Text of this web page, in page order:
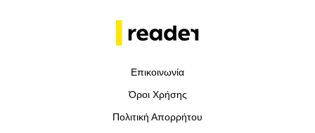
Επικοινωνία
Όροι Χρήσης
Πολιτική Απορρήτου